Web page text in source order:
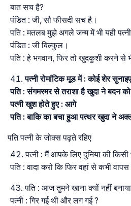
बात सच है?
पंडित : जी, सौ फीसदी सच है।
पति : मतलब मुझे अगले जन्म में भी यही पत्नी
पंडित : जी बिल्कुल।
पति : हे भगवान, फिर तो खुदकुशी करने से
पत्नी रोमांटिक मूड में : कोई शेर
पति : संगमरमर से तराशा है खुदा ने बदन
पत्नी खुश होते हुए : आगे
पति : बाकि का बचा हुआ पत्थर खुदा ने
पति पत्नी के जोक्स पढ़ते रहिए
पत्नी : मैं आपके लिए दुनिया की
पति : वादा करो कि फिर वहां से कभी
पति : आज तुमने खाना क्यों नहीं
पत्नी : गिर गई थी और लग गई ?